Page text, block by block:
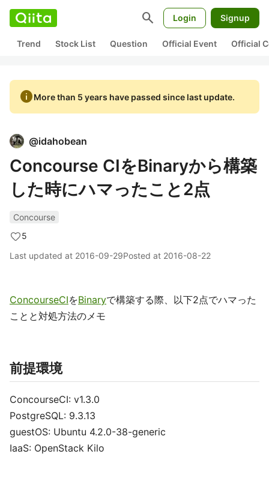
search Login Signup
Trend Stock List Question Official Event Official
infoMore than 5 years have passed since last update.
@idahobean
Concourse CIをBinaryから構築
した時にハマったこと2点
Concourse
5
Last updated at 2016-09-29Posted at 2016-08-22
ConcourseCIをBinaryで構築する際、以下2点でハマった
ことと対処方法のメモ
前提環境
ConcourseCI: v1.3.0
PostgreSQL: 9.3.13
guestOS: Ubuntu 4.2.0-38-generic
IaaS: OpenStack Kilo